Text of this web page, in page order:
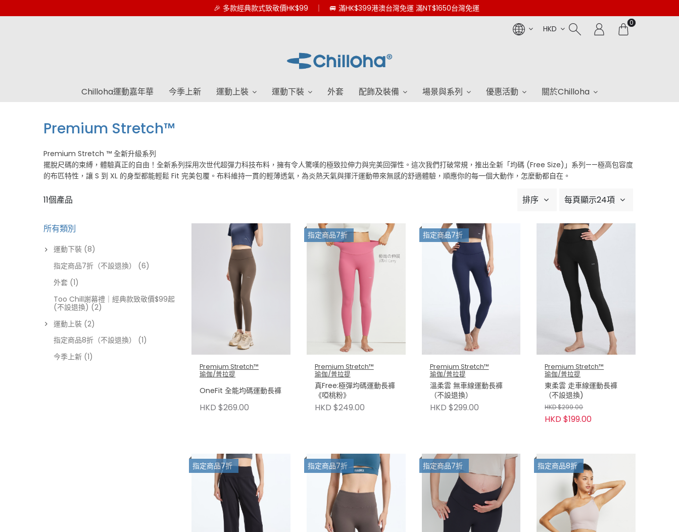
🎉 多款經典款式致敬價HK$99 ｜ 🚐 滿HK$399港澳台灣免運 滿NT$1650台灣免運
HKD
0
Chilloha運動嘉年華 今季上新 運動上裝 運動下裝 外套 配飾及裝備 場景與系列 優惠活動 關於Chilloha
Premium Stretch™
Premium Stretch ™ 全新升級系列
擺脫尺碼的束縛，體驗真正的自由！全新系列採用次世代超彈力科技布料，擁有令人驚嘆的極致拉伸力與完美回彈性。這次我們打破常規，推出全新「均碼 (Free Size)」系列——極高包容度
的布匹特性，讓 S 到 XL 的身型都能輕鬆 Fit 完美包覆。布料維持一貫的輕薄透氣，為炎熱天氣與揮汗運動帶來無感的舒適體驗，順應你的每一個大動作，怎麼動都自在。
排序 每頁顯示24項
11個產品
所有類別
運動下裝 (8)
指定商品7折（不設退換） (6)
外套 (1)
Too Chill謝幕禮｜經典款致敬價$99起
(不設退換) (2)
運動上裝 (2)
指定商品8折（不設退換） (1)
今季上新 (1)
Premium Stretch™
瑜伽/普拉提
OneFit 全能均碼運動長褲
HKD $269.00
指定商品7折
Premium Stretch™
瑜伽/普拉提
真Free:極彈均碼運動長褲
《啞桃粉》
HKD $249.00
指定商品7折
Premium Stretch™
瑜伽/普拉提
溫柔雲 無車線運動長褲
（不設退換）
HKD $299.00
Premium Stretch™
瑜伽/普拉提
東柔雲 走車線運動長褲
（不設退換)
HKD $299.00
HKD $199.00
指定商品7折 指定商品7折 指定商品7折 指定商品8折